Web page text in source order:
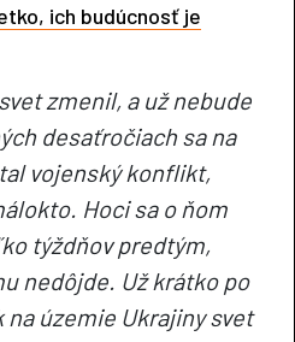
ich budúcnosť je
zmenil, a už nebude
desaťročiach sa na
vojenský konflikt,
Hoci sa o ňom
týždňov predtým,
nedôjde. Už krátko po
územie Ukrajiny svet